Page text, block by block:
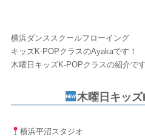
横浜ダンススクールフローイング
キッズK-POPクラスのAyakaです！
木曜日キッズK-POPクラスの紹介です
木曜日キッ
横浜平沼スタジオ